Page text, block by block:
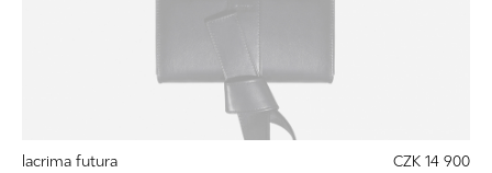
lacrima futura CZK 14 900